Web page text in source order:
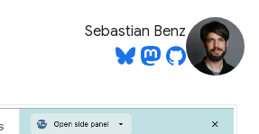
Sebastian Benz